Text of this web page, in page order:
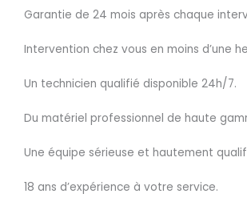
Garantie de 24 mois après chaque
Intervention chez vous en moins d’une
Un technicien qualifié disponible 24h/7.
Du matériel professionnel de haute
Une équipe sérieuse et hautement
18 ans d’expérience à votre service.